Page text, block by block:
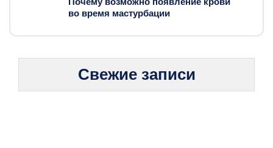
во время мастурбации
Свежие записи